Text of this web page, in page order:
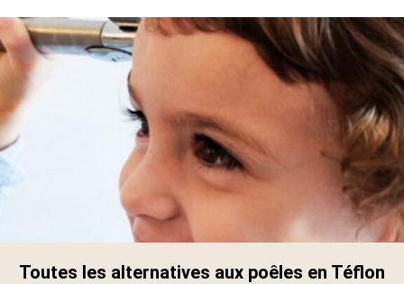
Toutes les alternatives aux poêles en Téflon